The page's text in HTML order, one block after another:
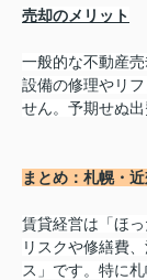
売却のメリット
一般的な不動産
設備の修理やリ
せん。予期せぬ
まとめ：札幌・
賃貸経営は「ほ
リスクや修繕費
ス」です。特に